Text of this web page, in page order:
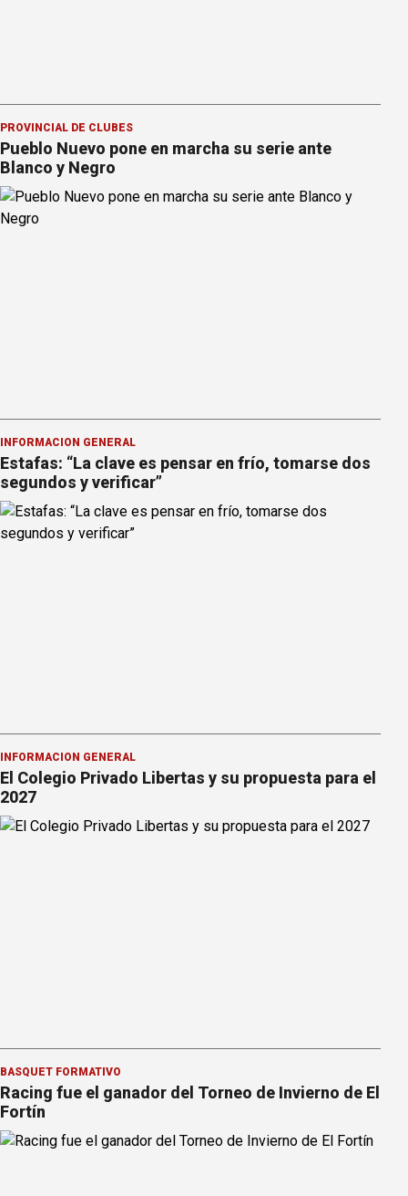
PROVINCIAL DE CLUBES
Pueblo Nuevo pone en marcha su serie ante
Blanco y Negro
INFORMACION GENERAL
Estafas: “La clave es pensar en frío, tomarse dos
segundos y verificar”
INFORMACION GENERAL
El Colegio Privado Libertas y su propuesta para el
2027
BÁSQUET FORMATIVO
Racing fue el ganador del Torneo de Invierno de El
Fortín